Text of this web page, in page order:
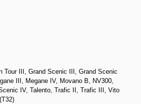
Tour III , Grand Scenic III , Grand Scenic
III , Megane IV, Movano B, NV300,
IV, Talento, Trafic II , Trafic III , Vito